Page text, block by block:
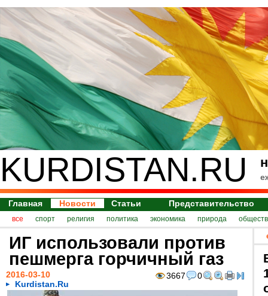
KURDISTAN.RU
Главная Новости Статьи Представительство
все спорт религия политика экономика природа
ИГ использовали против
пешмерга горчичный газ
3667 0
2016-03-10
Kurdistan.Ru